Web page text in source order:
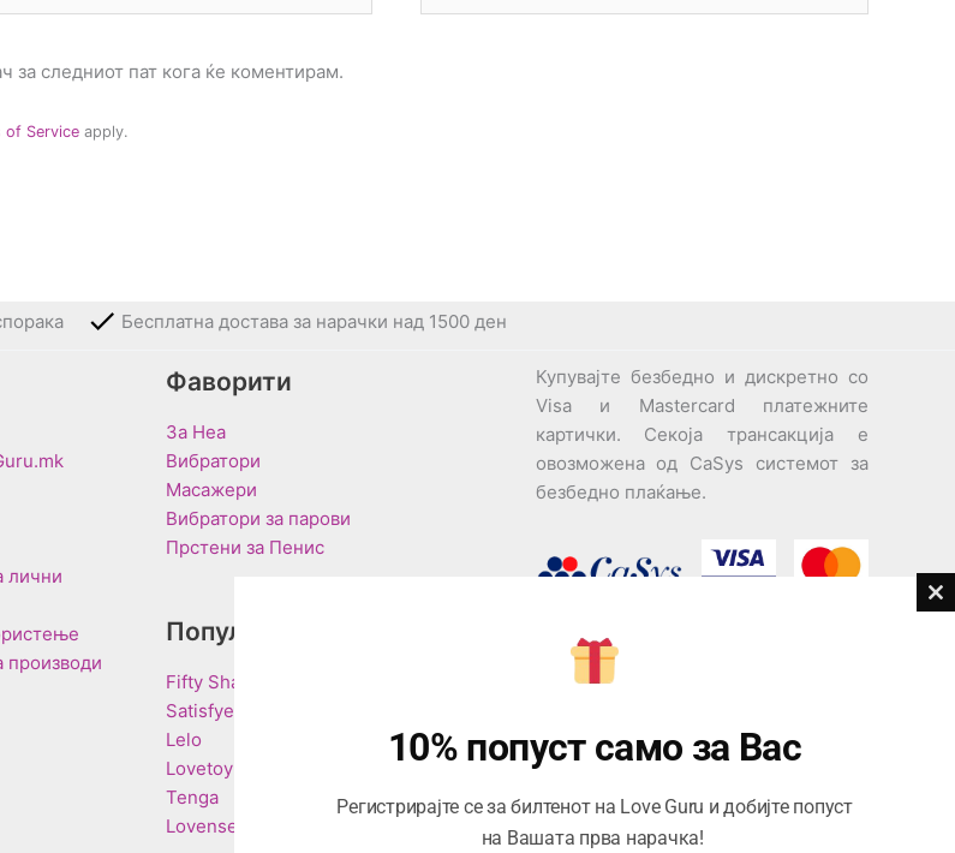
за следниот пат кога ќе коментирам.
of Service apply.
Бесплатна достава за нарачки над 1500 ден
лични
производи
Фаворити
За Неа
Вибратори
Масажери
Вибратори за парови
Прстени за Пенис
Популарни Брендови
Fifty Shades of Grey
Satisfyer
Lelo
Lovetoy
Tenga
Lovense
Купувајте безбедно и дискретно со
Visa и Mastercard платежните
картички. Секоја трансакција е
овозможена од CaSys системот за
безбедно плаќање.
Центар за корисници
076945497; 076945498
Email:
contact@loveguru.mk
10% попуст само за Вас
Регистрирајте се за билтенот на Love Guru и добијте попуст
на Вашата прва нарачка!